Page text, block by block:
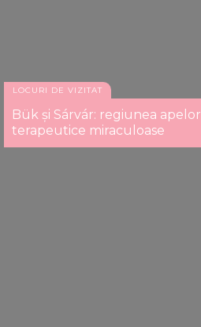
LOCURI DE VIZITAT
Bük și Sárvár: regiunea apelor
terapeutice miraculoase